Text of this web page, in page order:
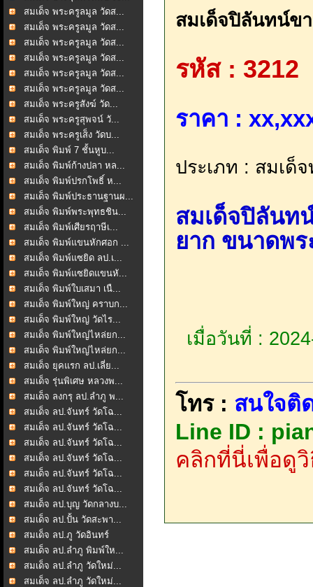
สมเด็จ พระครูลมูล วัดส...
สมเด็จ พระครูลมูล วัดส...
สมเด็จ พระครูลมูล วัดส...
สมเด็จ พระครูลมูล วัดส...
สมเด็จ พระครูลมูล วัดส...
สมเด็จ พระครูลมูล วัดส...
สมเด็จ พระครูสังฆ์ วัด...
สมเด็จ พระครูสุพจน์ วั...
สมเด็จ พระครูเส็ง วัดบ...
สมเด็จ พิมพ์ 7 ชั้นหูบ...
สมเด็จ พิมพ์ก้างปลา หล...
สมเด็จ พิมพ์ปรกโพธิ์ ห...
สมเด็จ พิมพ์ประธานฐานผ...
สมเด็จ พิมพ์พระพุทธชิน...
สมเด็จ พิมพ์เศียรฤาษีเ...
สมเด็จ พิมพ์แขนหักศอก ...
สมเด็จ พิมพ์แซยิด ลป.เ...
สมเด็จ พิมพ์แซยิดแขนหั...
สมเด็จ พิมพ์ใบเสมา เนื...
สมเด็จ พิมพ์ใหญ่ คราบก...
สมเด็จ พิมพ์ใหญ่ วัดไร...
สมเด็จ พิมพ์ใหญ่ไหล่ยก...
สมเด็จ พิมพ์ใหญ่ไหล่ยก...
สมเด็จ ยุคแรก ลป.เลี่ย...
สมเด็จ รุ่นพิเศษ หลวงพ...
สมเด็จ ลงกรุ ลป.ลำภู พ...
สมเด็จ ลป.จันทร์ วัดโฉ...
สมเด็จ ลป.จันทร์ วัดโฉ...
สมเด็จ ลป.จันทร์ วัดโฉ...
สมเด็จ ลป.จันทร์ วัดโฉ...
สมเด็จ ลป.จันทร์ วัดโฉ...
สมเด็จ ลป.จันทร์ วัดโฉ...
สมเด็จ ลป.บุญ วัดกลางบ...
สมเด็จ ลป.ปั้น วัดสะพา...
สมเด็จ ลป.ภู วัดอินทร์
สมเด็จ ลป.ลำภู พิมพ์ให...
สมเด็จ ลป.ลำภู วัดใหม่...
สมเด็จ ลป.ลำภู วัดใหม่...
สมเด็จปิลันทน์ข
รหัส : 3212
ราคา :
ประเภท : สมเด็
สมเด็จปิลันท
ยาก ขนาดพ
เมื่อวันที่ :
โทร : สนใจติ
Line ID :
คลิกที่นี่เพื่อดูวิ